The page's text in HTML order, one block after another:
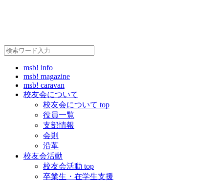
msb! info
msb! magazine
msb! caravan
校友会について
校友会について top
役員一覧
支部情報
会則
沿革
校友会活動
校友会活動 top
卒業生・在学生支援